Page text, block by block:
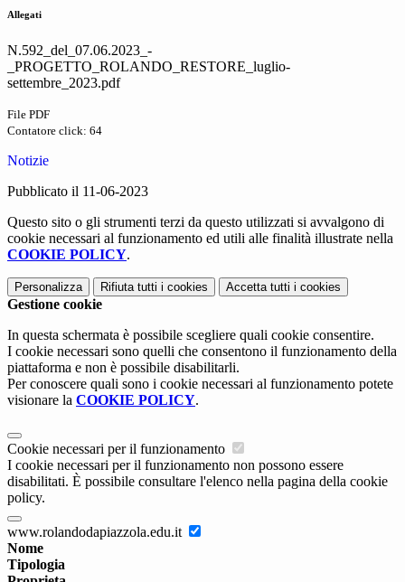
Allegati
N.592_del_07.06.2023_-
_PROGETTO_ROLANDO_RESTORE_luglio-
settembre_2023.pdf
File PDF
Contatore click: 64
Notizie
Pubblicato il 11-06-2023
Questo sito o gli strumenti terzi da questo utilizzati si avvalgono di
cookie necessari al funzionamento ed utili alle finalità illustrate nella
COOKIE POLICY.
Personalizza Rifiuta tutti i cookies Accetta tutti i cookies
Gestione cookie
In questa schermata è possibile scegliere quali cookie consentire.
I cookie necessari sono quelli che consentono il funzionamento della
piattaforma e non è possibile disabilitarli.
Per conoscere quali sono i cookie necessari al funzionamento potete
visionare la COOKIE POLICY.
Cookie necessari per il funzionamento
I cookie necessari per il funzionamento non possono essere
disabilitati. È possibile consultare l'elenco nella pagina della cookie
policy.
www.rolandodapiazzola.edu.it
Nome
Tipologia